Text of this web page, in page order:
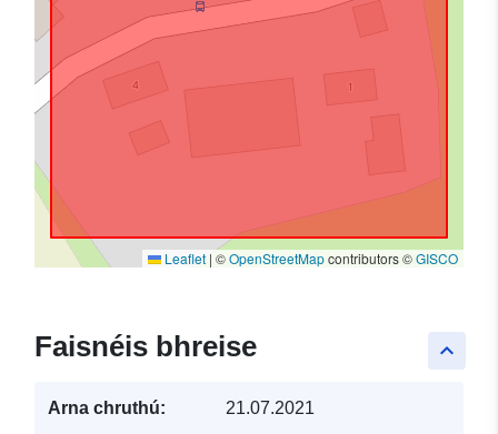
Leaflet | ©OpenStreetMapcontributors ©GISCO
keyboard_arrow_up
Faisnéis bhreise
Arna chruthú: 21.07.2021